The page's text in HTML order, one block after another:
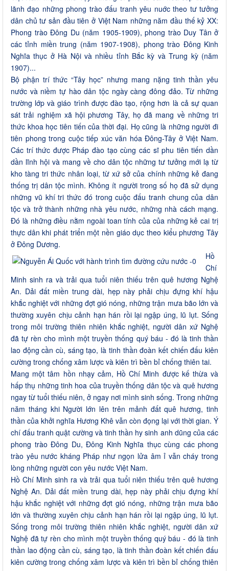
lãnh đạo những phong trào đấu tranh yêu nuớc theo tư tưởng
dân chủ tư sản đầu tiên ở Việt Nam những năm đầu thế kỷ XX:
Phong trào Đông Du (năm 1905-1909), phong trào Duy Tân ở
các tỉnh miền trung (năm 1907-1908), phong trào Đông Kinh
Nghĩa thục ở Hà Nội và nhiều tỉnh Bắc kỳ và Trung kỳ (năm
1907)...
Bộ phận trí thức “Tây học” nhưng mang nặng tinh thần yêu
nước và niềm tự hào dân tộc ngày càng đông đảo. Từ những
trường lớp và giáo trình được đào tạo, rộng hơn là cả sự quan
sát trải nghiệm xã hội phương Tây, họ đã mang về những tri
thức khoa học tiên tiến của thời đại. Họ cũng là những người đi
tiên phong trong cuộc tiếp xúc văn hóa Đông-Tây ở Việt Nam.
Các trí thức được Pháp đào tạo cùng các sĩ phu tiên tiến dần
dần lĩnh hội và mang về cho dân tộc những tư tưởng mới lạ từ
kho tàng tri thức nhân loại, từ xứ sở của chính những kẻ đang
thống trị dân tộc mình. Không ít người trong số họ đã sử dụng
những vũ khí tri thức đó trong cuộc đấu tranh chung của dân
tộc và trở thành những nhà yêu nước, những nhà cách mạng.
Đó là những điều nằm ngoài toan tính của của những kẻ cai trị
thực dân khi phát triển một nền giáo dục theo kiểu phương Tây
ở Đông Dương.
Hồ
Chí
Minh sinh ra và trải qua tuổi niên thiếu trên quê hương Nghệ
An. Dải đất miền trung dài, hẹp này phải chịu đựng khí hậu
khắc nghiệt với những đợt gió nóng, những trận mưa bão lớn và
thường xuyên chịu cảnh hạn hán rồi lại ngập úng, lũ lụt. Sống
trong môi trường thiên nhiên khắc nghiệt, người dân xứ Nghệ
đã tự rèn cho mình một truyền thống quý báu - đó là tinh thần
lao động cần cù, sáng tạo, là tinh thần đoàn kết chiến đấu kiên
cường trong chống xâm lược và kiên trì bền bỉ chống thiên tai.
Mang một tâm hồn nhạy cảm, Hồ Chí Minh được kế thừa và
hấp thụ những tinh hoa của truyền thống dân tộc và quê hương
ngay từ tuổi thiếu niên, ở ngay nơi mình sinh sống. Trong những
năm tháng khi Người lớn lên trên mảnh đất quê hương, tinh
thần của khởi nghĩa Hương Khê vẫn còn đọng lại với thời gian. Ý
chí đấu tranh quật cường và tinh thần hy sinh anh dũng của các
phong trào Đông Du, Đông Kinh Nghĩa thục cùng các phong
trào yêu nước kháng Pháp như ngọn lửa âm ỉ vẫn cháy trong
lòng những người con yêu nước Việt Nam.
Hồ Chí Minh sinh ra và trải qua tuổi niên thiếu trên quê hương
Nghệ An. Dải đất miền trung dài, hẹp này phải chịu đựng khí
hậu khắc nghiệt với những đợt gió nóng, những trận mưa bão
lớn và thường xuyên chịu cảnh hạn hán rồi lại ngập úng, lũ lụt.
Sống trong môi trường thiên nhiên khắc nghiệt, người dân xứ
Nghệ đã tự rèn cho mình một truyền thống quý báu - đó là tinh
thần lao động cần cù, sáng tạo, là tinh thần đoàn kết chiến đấu
kiên cường trong chống xâm lược và kiên trì bền bỉ chống thiên